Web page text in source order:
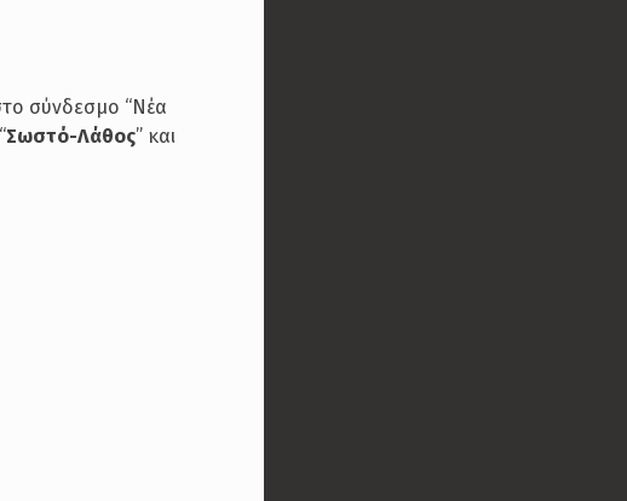
σύνδεσμο “Νέα
Σωστό-Λάθος” και